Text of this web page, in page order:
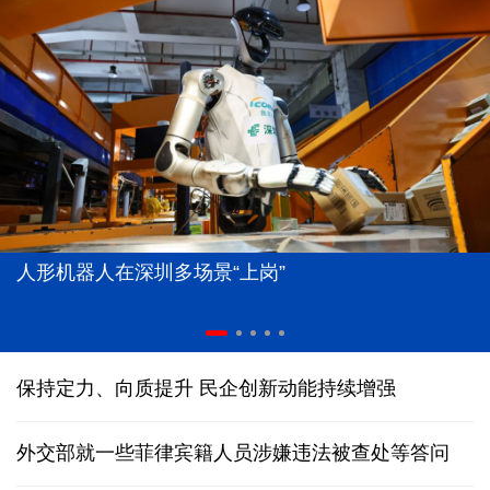
人形机器人在深圳多场景“上岗”
保持定力、向质提升 民企创新动能持续增强
外交部就一些菲律宾籍人员涉嫌违法被查处等答问